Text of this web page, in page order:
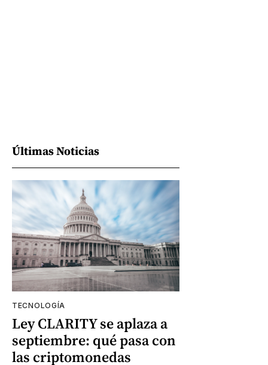
Últimas Noticias
TECNOLOGÍA
Ley CLARITY se aplaza a
septiembre: qué pasa con
las criptomonedas